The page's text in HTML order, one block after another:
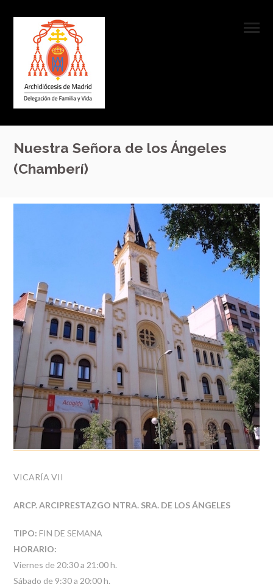
Nuestra Señora de los Ángeles
(Chamberí)
VICARÍA VII
ARCP. ARCIPRESTAZGO NTRA. SRA. DE LOS ÁNGELES
TIPO: FIN DE SEMANA
HORARIO:
Viernes de 20:30 a 21:00 h.
Sábado de 9:30 a 20:00 h.